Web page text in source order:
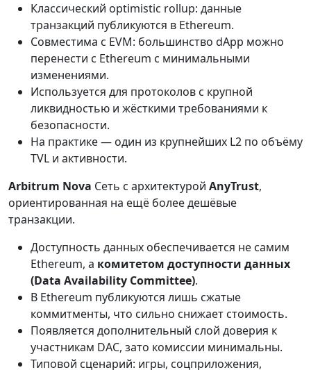
Классический optimistic rollup: данные
транзакций публикуются в Ethereum.
Совместима с EVM: большинство dApp можно
перенести с Ethereum с минимальными
изменениями.
Используется для протоколов с крупной
ликвидностью и жёсткими требованиями к
безопасности.
На практике — один из крупнейших L2 по объёму
TVL и активности.
Arbitrum Nova Сеть с архитектурой AnyTrust,
ориентированная на ещё более дешёвые
транзакции.
Доступность данных обеспечивается не самим
Ethereum, а комитетом доступности данных
(Data Availability Committee).
В Ethereum публикуются лишь сжатые
коммитменты, что сильно снижает стоимость.
Появляется дополнительный слой доверия к
участникам DAC, зато комиссии минимальны.
Типовой сценарий: игры, соцприложения,